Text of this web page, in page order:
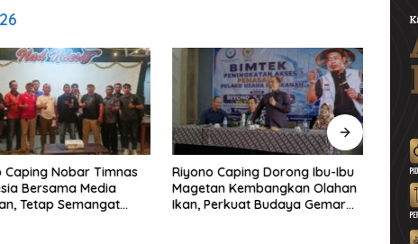
Caping Nobar Timnas
Bersama Media
Tetap Semangat
Riyono Caping Dorong Ibu-Ibu
Magetan Kembangkan Olahan
Ikan, Perkuat Budaya Gemar